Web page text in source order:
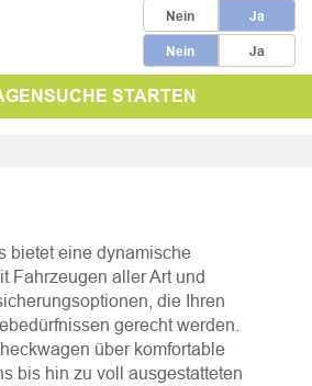
Nein Ja
Nein Ja
STARTEN
bietet eine dynamische
Fahrzeugen aller Art und
die Ihren
gerecht werden.
über komfortable
bis hin zu voll ausgestatteten